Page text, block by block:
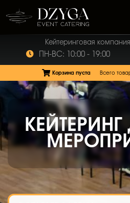
ПН-ВС: 10:00 - 19:00
Кейтеринговая
Корзина пуста Всего
КЕЙТЕРИНГ